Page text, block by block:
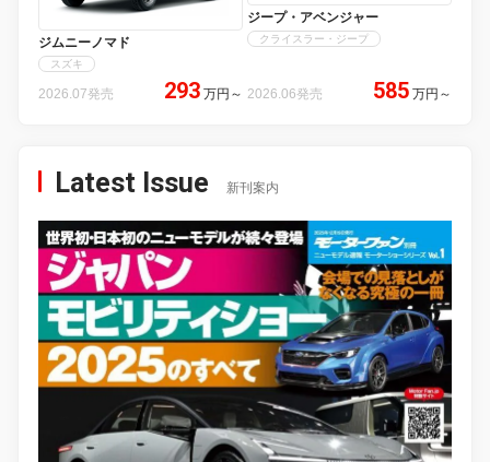
ジムニーノマド
スズキ
2026.07発売 293 万円 ～
ジープ・アベンジャー
クライスラー・ジープ
2026.06発売 585 万円 ～
Latest Issue 新刊案内